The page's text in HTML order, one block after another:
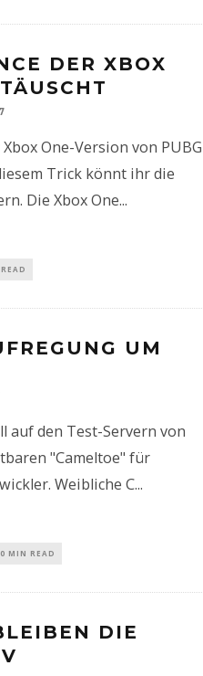
DER XBOX
One-Version von PUBG
Trick könnt ihr die
Die Xbox One...
UM
auf den Test-Servern von
"Cameltoe" für
Weibliche C...
0 MIN READ
DIE